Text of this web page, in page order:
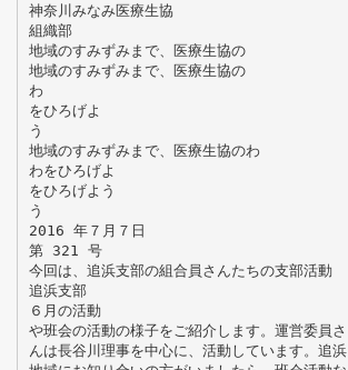
神奈川みなみ医療生協
組織部
地域のすみずみまで、医療生協の
地域のすみずみまで、医療生協の
わ
をひろげよ
う
地域のすみずみまで、医療生協のわ
わをひろげよ
をひろげよう
う
2016 年７月７日
第 321 号
今回は、追浜支部の組合員さんたちの支部活動
追浜支部
６月の活動
や班会の活動の様子をご紹介します。運営委員さ
んは長谷川理事を中心に、活動しています。追浜